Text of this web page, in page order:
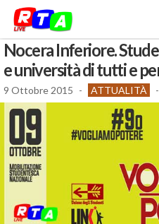
Nocera Inferiore.
e università di tutti e
9 Ottobre 2015 - ATTUALITÀ -